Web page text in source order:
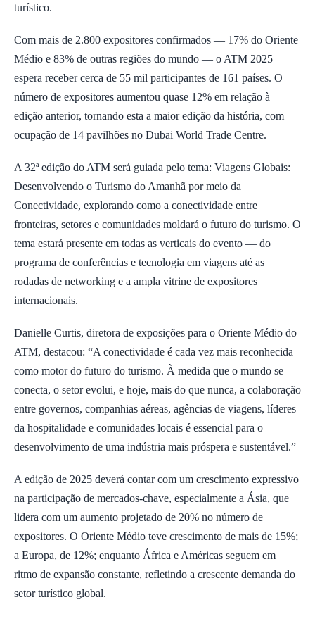
turístico.
Com mais de 2.800 expositores confirmados — 17% do Oriente
Médio e 83% de outras regiões do mundo — o ATM 2025
espera receber cerca de 55 mil participantes de 161 países. O
número de expositores aumentou quase 12% em relação à
edição anterior, tornando esta a maior edição da história, com
ocupação de 14 pavilhões no Dubai World Trade Centre.
A 32ª edição do ATM será guiada pelo tema: Viagens Globais:
Desenvolvendo o Turismo do Amanhã por meio da
Conectividade, explorando como a conectividade entre
fronteiras, setores e comunidades moldará o futuro do turismo. O
tema estará presente em todas as verticais do evento — do
programa de conferências e tecnologia em viagens até as
rodadas de networking e a ampla vitrine de expositores
internacionais.
Danielle Curtis, diretora de exposições para o Oriente Médio do
ATM, destacou: “A conectividade é cada vez mais reconhecida
como motor do futuro do turismo. À medida que o mundo se
conecta, o setor evolui, e hoje, mais do que nunca, a colaboração
entre governos, companhias aéreas, agências de viagens, líderes
da hospitalidade e comunidades locais é essencial para o
desenvolvimento de uma indústria mais próspera e sustentável.”
A edição de 2025 deverá contar com um crescimento expressivo
na participação de mercados-chave, especialmente a Ásia, que
lidera com um aumento projetado de 20% no número de
expositores. O Oriente Médio teve crescimento de mais de 15%;
a Europa, de 12%; enquanto África e Américas seguem em
ritmo de expansão constante, refletindo a crescente demanda do
setor turístico global.